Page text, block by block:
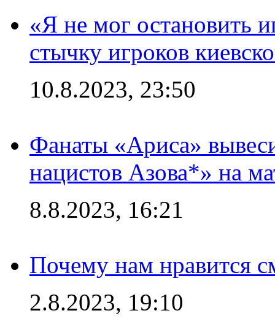
«Я не мог остановить
стычку игроков
10.8.2023, 23:50
Фанаты «Ариса»
нацистов Азова*» на
8.8.2023, 16:21
Почему нам нравится
2.8.2023, 19:10